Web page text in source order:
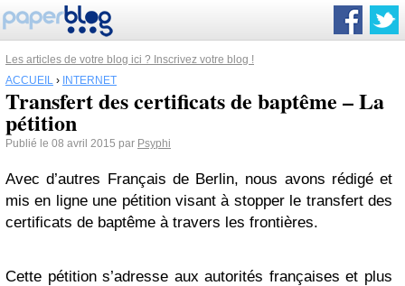
Les articles de votre blog ici ? Inscrivez votre blog !
ACCUEIL › INTERNET
Transfert des certificats de baptême – La
pétition
Publié le 08 avril 2015 par Psyphi
Avec d’autres Français de Berlin, nous avons rédigé et
mis en ligne une pétition visant à stopper le transfert des
certificats de baptême à travers les frontières.
Cette pétition s’adresse aux autorités françaises et plus